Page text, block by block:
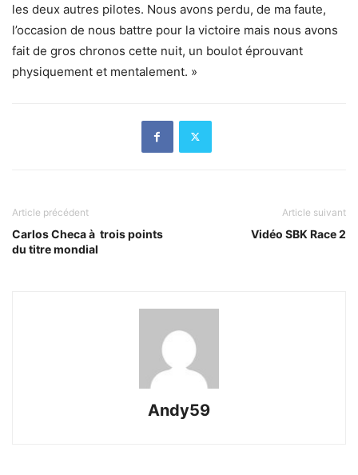
les deux autres pilotes. Nous avons perdu, de ma faute,
l’occasion de nous battre pour la victoire mais nous avons
fait de gros chronos cette nuit, un boulot éprouvant
physiquement et mentalement. »
Article précédent
Carlos Checa à trois points
du titre mondial
Article suivant
Vidéo SBK Race 2
Andy59